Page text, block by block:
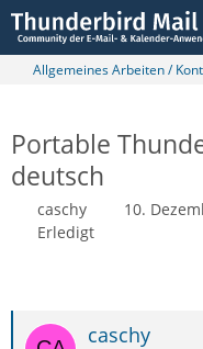
Allgemeines Arbeiten /
Portable
deutsch
caschy 10.
Erledigt
caschy